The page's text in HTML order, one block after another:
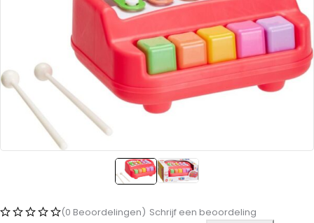
(0 Beoordelingen) Schrijf een beoordeling